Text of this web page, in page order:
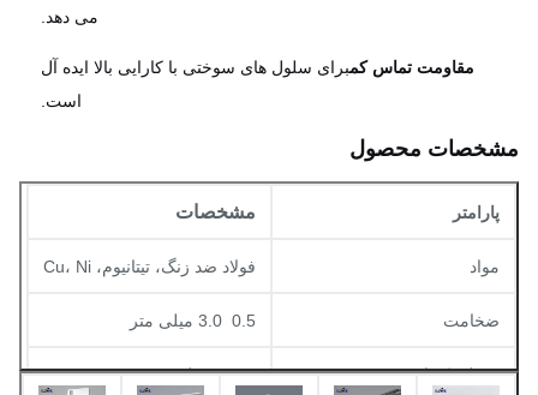
می دهد.
مقاومت تماس کمبرای سلول های سوختی با کارایی بالا ایده آل
است.
محصول
پارامتر مشخصات
فولاد ضد زنگ، تیتانیوم، Cu، Ni
ضخامت
تحمل یکنواخت ±0.05 میلی متر